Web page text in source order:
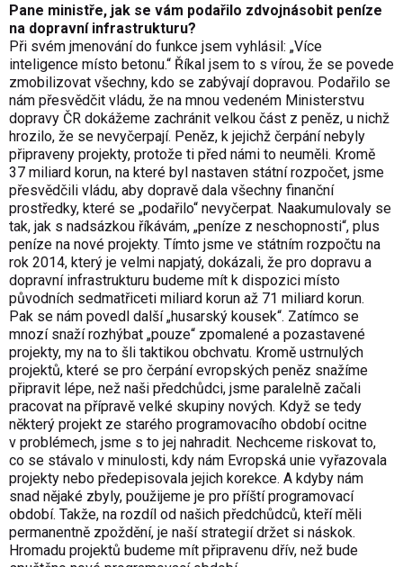
Pane ministře, jak se vám podařilo zdvojnásobit peníze
na dopravní infrastrukturu?
Při svém jmenování do funkce jsem vyhlásil: „Více
inteligence místo betonu.“ Říkal jsem to s vírou, že se povede
zmobilizovat všechny, kdo se zabývají dopravou. Podařilo se
nám přesvědčit vládu, že na mnou vedeném Ministerstvu
dopravy ČR dokážeme zachránit velkou část z peněz, u nichž
hrozilo, že se nevyčerpají. Peněz, k jejichž čerpání nebyly
připraveny projekty, protože ti před námi to neuměli. Kromě
37 miliard korun, na které byl nastaven státní rozpočet, jsme
přesvědčili vládu, aby dopravě dala všechny finanční
prostředky, které se „podařilo“ nevyčerpat. Naakumulovaly se
tak, jak s nadsázkou říkávám, „peníze z neschopnosti“, plus
peníze na nové projekty. Tímto jsme ve státním rozpočtu na
rok 2014, který je velmi napjatý, dokázali, že pro dopravu a
dopravní infrastrukturu budeme mít k dispozici místo
původních sedmatřiceti miliard korun až 71 miliard korun.
Pak se nám povedl další „husarský kousek“. Zatímco se
mnozí snaží rozhýbat „pouze“ zpomalené a pozastavené
projekty, my na to šli taktikou obchvatu. Kromě ustrnulých
projektů, které se pro čerpání evropských peněz snažíme
připravit lépe, než naši předchůdci, jsme paralelně začali
pracovat na přípravě velké skupiny nových. Když se tedy
některý projekt ze starého programovacího období ocitne
v problémech, jsme s to jej nahradit. Nechceme riskovat to,
co se stávalo v minulosti, kdy nám Evropská unie vyřazovala
projekty nebo předepisovala jejich korekce. A kdyby nám
snad nějaké zbyly, použijeme je pro příští programovací
období. Takže, na rozdíl od našich předchůdců, kteří měli
permanentně zpoždění, je naší strategií držet si náskok.
Hromadu projektů budeme mít připravenu dřív, než bude